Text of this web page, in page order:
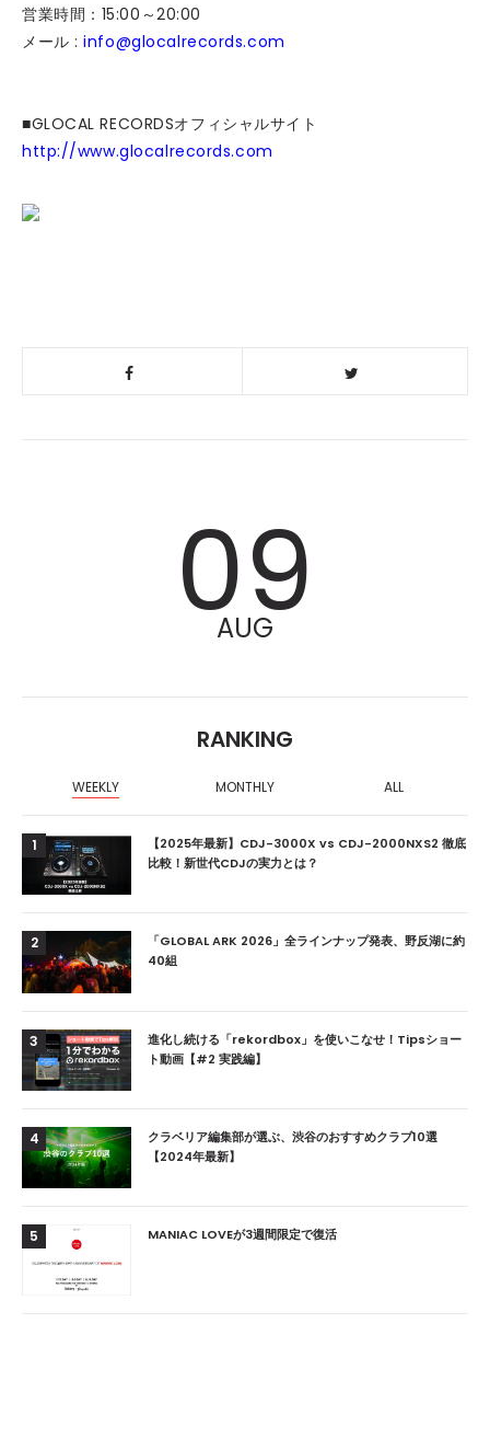
営業時間：15:00～20:00
メール :info@glocalrecords.com
■GLOCAL RECORDSオフィシャルサイト
http://www.glocalrecords.com
09
AUG
RANKING
WEEKLY MONTHLY ALL
1
【2025年最新】CDJ-3000X vs CDJ-2000NXS2 徹底
比較！新世代CDJの実力とは？
2
「GLOBAL ARK 2026」全ラインナップ発表、野反湖に約
40組
3
進化し続ける「rekordbox」を使いこなせ！Tipsショー
ト動画【#2 実践編】
4
クラベリア編集部が選ぶ、渋谷のおすすめクラブ10選
【2024年最新】
5 MANIAC LOVEが3週間限定で復活